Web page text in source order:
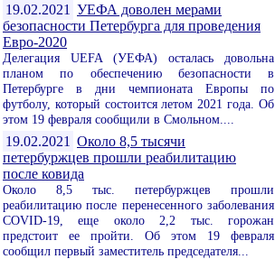
19.02.2021 УЕФА доволен мерами
безопасности Петербурга для проведения
Евро-2020
Делегация UEFA (УЕФА) осталась довольна
планом по обеспечению безопасности в
Петербурге в дни чемпионата Европы по
футболу, который состоится летом 2021 года. Об
этом 19 февраля сообщили в Смольном....
19.02.2021 Около 8,5 тысячи
петербуржцев прошли реабилитацию
после ковида
Около 8,5 тыс. петербуржцев прошли
реабилитацию после перенесенного заболевания
COVID-19, еще около 2,2 тыс. горожан
предстоит ее пройти. Об этом 19 февраля
сообщил первый заместитель председателя...